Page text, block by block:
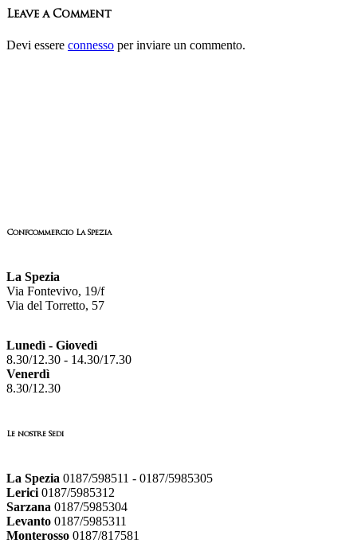
Leave a Comment
Devi essere connesso per inviare un commento.
Confcommercio La Spezia
La Spezia
Via Fontevivo, 19/f
Via del Torretto, 57
Lunedì - Giovedì
8.30/12.30 - 14.30/17.30
Venerdì
8.30/12.30
Le nostre Sedi
La Spezia 0187/598511 - 0187/5985305
Lerici 0187/5985312
Sarzana 0187/5985304
Levanto 0187/5985311
Monterosso 0187/817581